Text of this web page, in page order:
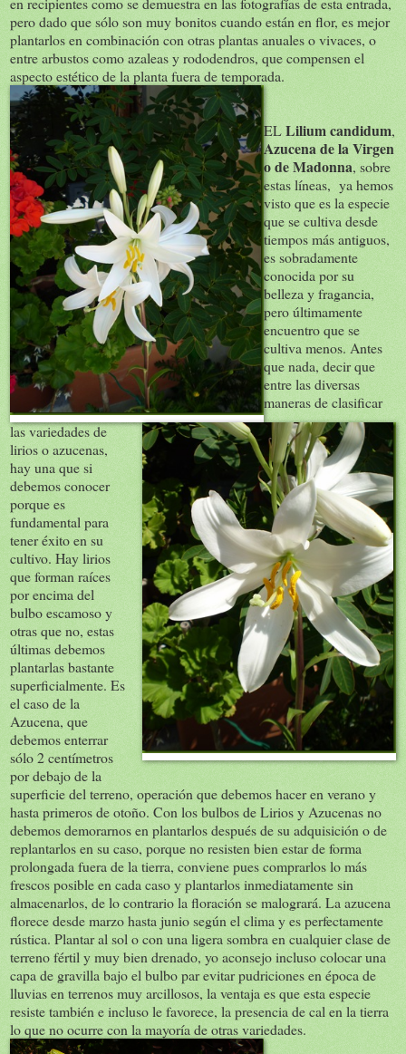
pero dado que sólo son muy bonitos cuando están en flor, es mejor
plantarlos en combinación con otras plantas anuales o vivaces, o
entre arbustos como azaleas y rododendros, que compensen el
aspecto estético de la planta fuera de temporada.
ELLilium candidum,
Azucena de la Virgen
o de Madonna, sobre
estas líneas, ya hemos
visto que es la especie
que se cultiva desde
tiempos más antiguos,
es sobradamente
conocida por su
belleza y fragancia,
pero últimamente
encuentro que se
cultiva menos. Antes
que nada, decir que
entre las diversas
maneras de clasificar
las variedades de
lirios o azucenas,
hay una que si
debemos conocer
porque es
fundamental para
tener éxito en su
cultivo. Hay lirios
que forman raíces
por encima del
bulbo escamoso y
otras que no, estas
últimas debemos
plantarlas bastante
superficialmente. Es
el caso de la
Azucena, que
debemos enterrar
sólo 2 centímetros
por debajo de la
superficie del terreno, operación que debemos hacer en verano y
hasta primeros de otoño. Con los bulbos de Lirios y Azucenas no
debemos demorarnos en plantarlos después de su adquisición o de
replantarlos en su caso, porque no resisten bien estar de forma
prolongada fuera de la tierra, conviene pues comprarlos lo más
frescos posible en cada caso y plantarlos inmediatamente sin
almacenarlos, de lo contrario la floración se malogrará. La azucena
florece desde marzo hasta junio según el clima y es perfectamente
rústica. Plantar al sol o con una ligera sombra en cualquier clase de
terreno fértil y muy bien drenado, yo aconsejo incluso colocar una
capa de gravilla bajo el bulbo par evitar pudriciones en época de
lluvias en terrenos muy arcillosos, la ventaja es que esta especie
resiste también e incluso le favorece, la presencia de cal en la tierra
lo que no ocurre con la mayoría de otras variedades.